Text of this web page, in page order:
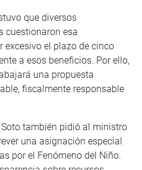
que diversos
cuestionaron esa
excesivo el plazo de cinco
a esos beneficios. Por ello,
una propuesta
fiscalmente responsable
también pidió al ministro
una asignación especial
por el Fenómeno del Niño.